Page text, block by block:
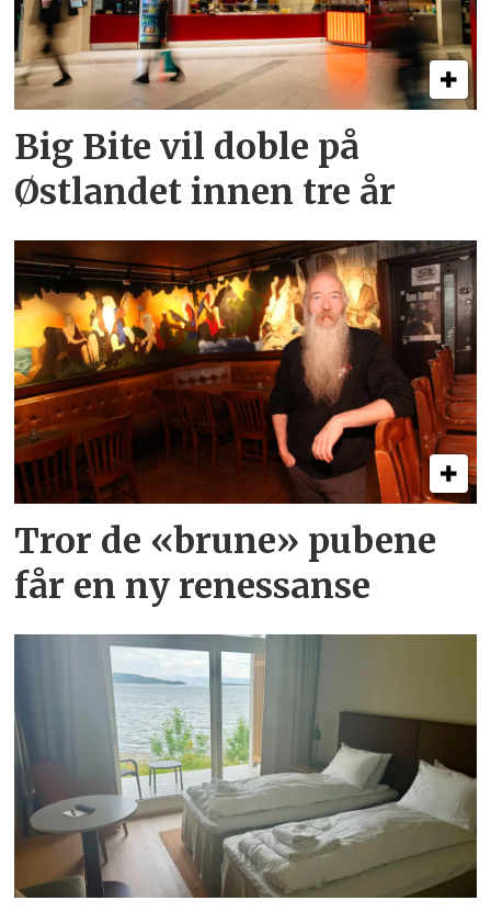
Big Bite vil doble på
Østlandet innen tre år
Tror de «brune» pubene
får en ny renessanse